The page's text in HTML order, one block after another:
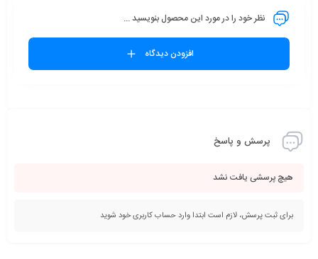
نظر خود را در مورد این محصول بنویسید ...
افزودن دیدگاه
پرسش و پاسخ
هیچ پرسشی یافت نشد
برای ثبت پرسش، لازم است ابتدا وارد حساب کاربری خود شوید